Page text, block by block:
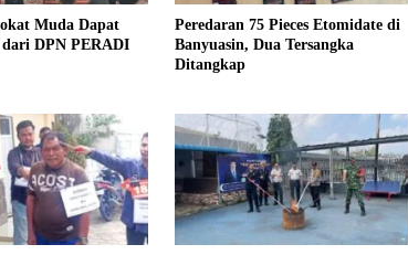
Muda Dapat
dari DPN PERADI
Peredaran 75 Pieces Etomidate di
Banyuasin, Dua Tersangka
Ditangkap